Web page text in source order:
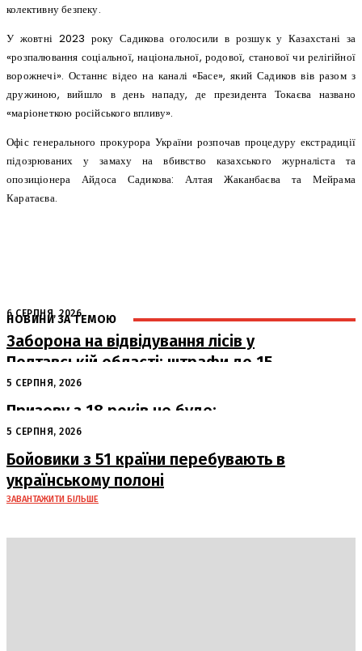
колективну безпеку.
У жовтні 2023 року Садикова оголосили в розшук у Казахстані за
«розпалювання соціальної, національної, родової, станової чи релігійної
ворожнечі». Останнє відео на каналі «Басе», який Садиков вів разом з
дружиною, вийшло в день нападу, де президента Токаєва названо
«маріонеткою російського впливу».
Офіс генерального прокурора України розпочав процедуру екстрадиції
підозрюваних у замаху на вбивство казахського журналіста та
опозиціонера Айдоса Садикова: Алтая Жаканбаєва та Мейрама
Каратаєва.
НОВИНИ ЗА ТЕМОЮ
6 СЕРПНЯ, 2026
Заборона на відвідування лісів у
Полтавській області: штрафи до 15
тисяч гривень
5 СЕРПНЯ, 2026
Призову з 18 років не буде:
офіційна позиція Офісу Президента
5 СЕРПНЯ, 2026
Бойовики з 51 країни перебувають в
українському полоні
ЗАВАНТАЖИТИ БІЛЬШЕ